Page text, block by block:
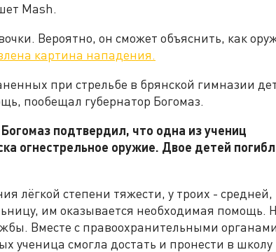
Mash.
Вероятно, он сможет объяснить, как
картина нападения.
при стрельбе в брянской гимназии
пообещал губернатор Богомаз.
подтвердил, что одна из учениц
огнестрельное оружие. Двое детей
лёгкой степени тяжести, у троих - средней,
им оказывается необходимая помощь.
Вместе с правоохранительными органами
ученица смогла достать и пронести в школу